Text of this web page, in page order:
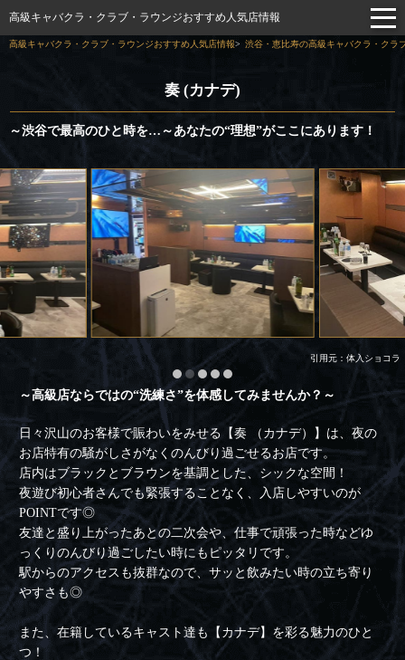
高級キャバクラ・クラブ・ラウンジおすすめ人気店情報
高級キャバクラ・クラブ・ラウンジおすすめ人気店情報 渋谷・恵比寿の高級キャバクラ・クラ
奏 (カナデ)
～渋谷で最高のひと時を…～あなたの“理想”がここにあります！
引用元：体入ショコラ
～高級店ならではの“洗練さ”を体感してみませんか？～
日々沢山のお客様で賑わいをみせる【奏 （カナデ）】は、夜の
お店特有の騒がしさがなくのんびり過ごせるお店です。
店内はブラックとブラウンを基調とした、シックな空間！
夜遊び初心者さんでも緊張することなく、入店しやすいのが
POINTです◎
友達と盛り上がったあとの二次会や、仕事で頑張った時などゆ
っくりのんびり過ごしたい時にもピッタリです。
駅からのアクセスも抜群なので、サッと飲みたい時の立ち寄り
やすさも◎
また、在籍しているキャスト達も【カナデ】を彩る魅力のひと
つ！